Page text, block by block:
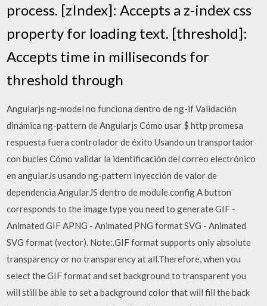
process. [zIndex]: Accepts a z-index css
property for loading text. [threshold]:
Accepts time in milliseconds for
threshold through
Angularjs ng-model no funciona dentro de ng-if Validación
dinámica ng-pattern de Angularjs Cómo usar $ http promesa
respuesta fuera controlador de éxito Usando un transportador
con bucles Cómo validar la identificación del correo electrónico
en angularJs usando ng-pattern Inyección de valor de
dependencia AngularJS dentro de module.config A button
corresponds to the image type you need to generate GIF -
Animated GIF APNG - Animated PNG format SVG - Animated
SVG format (vector). Note:.GIF format supports only absolute
transparency or no transparency at all.Therefore, when you
select the GIF format and set background to transparent you
will still be able to set a background color that will fill the back